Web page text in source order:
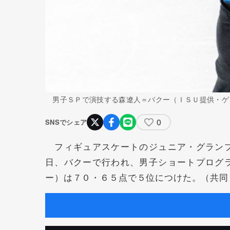
男子ＳＰで演技する森遼人＝バクー（ＩＳＵ提供・
SNSでシェア 0
フィギュアスケートのジュニア・グラン
日、バクーで行われ、男子ショートプログ
ー）は７０・６５点で５位につけた。（共